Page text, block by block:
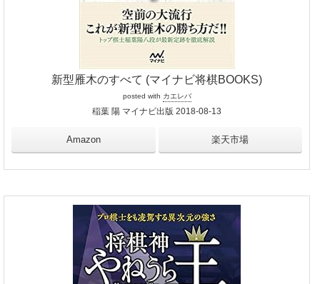
新型雁木のすべて (マイナビ将棋BOOKS)
posted with カエレバ
稲葉 陽 マイナビ出版 2018-08-13
Amazon 楽天市場